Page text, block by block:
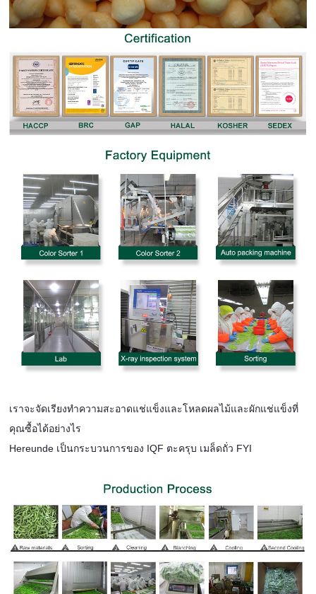
เราจะจัดเรียงทำความสะอาดแช่แข็งและโหลดผลไม้และผักแช่แข็งที่
คุณซื้อได้อย่างไร
Hereunde เป็นกระบวนการของ IQF ตะครุบ เมล็ดถั่ว FYI